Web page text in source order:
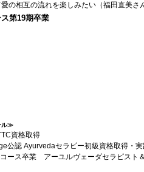
の相互の流れを楽しみたい（福田直美さ
第19期卒業
ル≫
資格取得
認 Ayurvedaセラピー初級資格取得・実
ース卒業 アーユルヴェーダセラピスト